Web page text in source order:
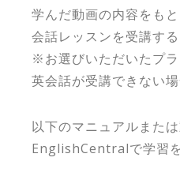
学んだ動画の内容をも
会話レッスンを受講する
※お選びいただいたプ
英会話が受講できない場
以下のマニュアルまた
EnglishCentralで学習を